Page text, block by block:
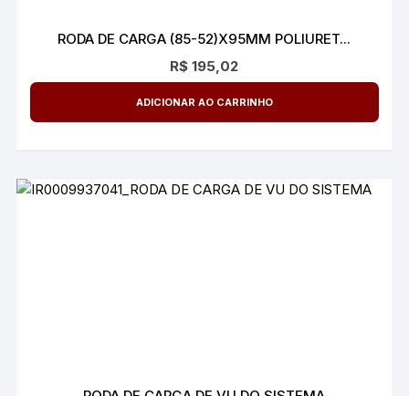
RODA DE CARGA (85-52)X95MM POLIURET...
R$ 195,02
ADICIONAR AO CARRINHO